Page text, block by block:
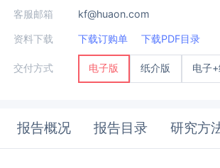
客服邮箱 kf@huaon.com
资料下载 下载订购单 下载PDF目录
交付方式 电子版 纸介版 电子
报告概况 报告目录 研究方